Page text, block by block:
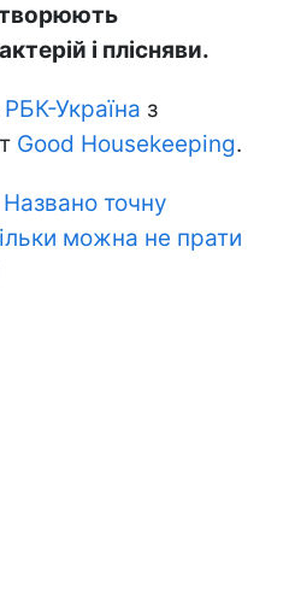
і плісняви.
РБК-Україна з
Good Housekeeping.
Названо точну
можна не прати